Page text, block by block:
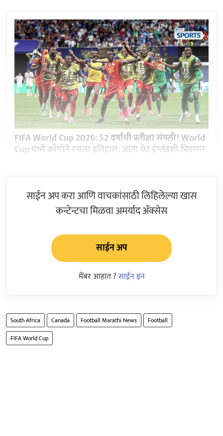
FIFA World Cup 2026: 52 वर्षांची प्रतीक्षा संपली! World
Cup मध्ये काँगोने रचला इतिहास; आता थेट इंग्लंडशी भिडणार
साईन अप करा आणि वाचकांसाठी लिहिलेल्या खास
कन्टेन्टचा मिळवा अमर्याद ॲक्सेस
साईन अप
मेंबर आहात ?साईन इन
South Africa Canada Football Marathi News
Football
FIFA World Cup